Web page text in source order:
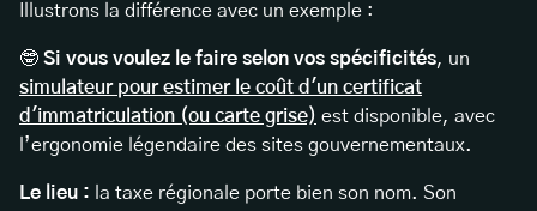
Illustrons la différence avec un exemple :
🤓 Si vous voulez le faire selon vos spécificités, un
simulateur pour estimer le coût d'un certificat
d'immatriculation (ou carte grise) est disponible, avec
l’ergonomie légendaire des sites gouvernementaux.
Le lieu : la taxe régionale porte bien son nom. Son